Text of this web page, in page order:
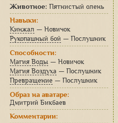
Животное: Пятнистый олень
Навыки:
Кинжал — Новичок
Рукопашный бой — Послушник
Способности:
Магия Воды — Новичок
Магия Воздуха — Послушник
Превращение — Послушник
Образ на аватаре:
Дмитрий Бикбаев
Комментарии: